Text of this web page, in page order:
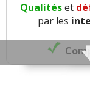
Qualitéset
par les